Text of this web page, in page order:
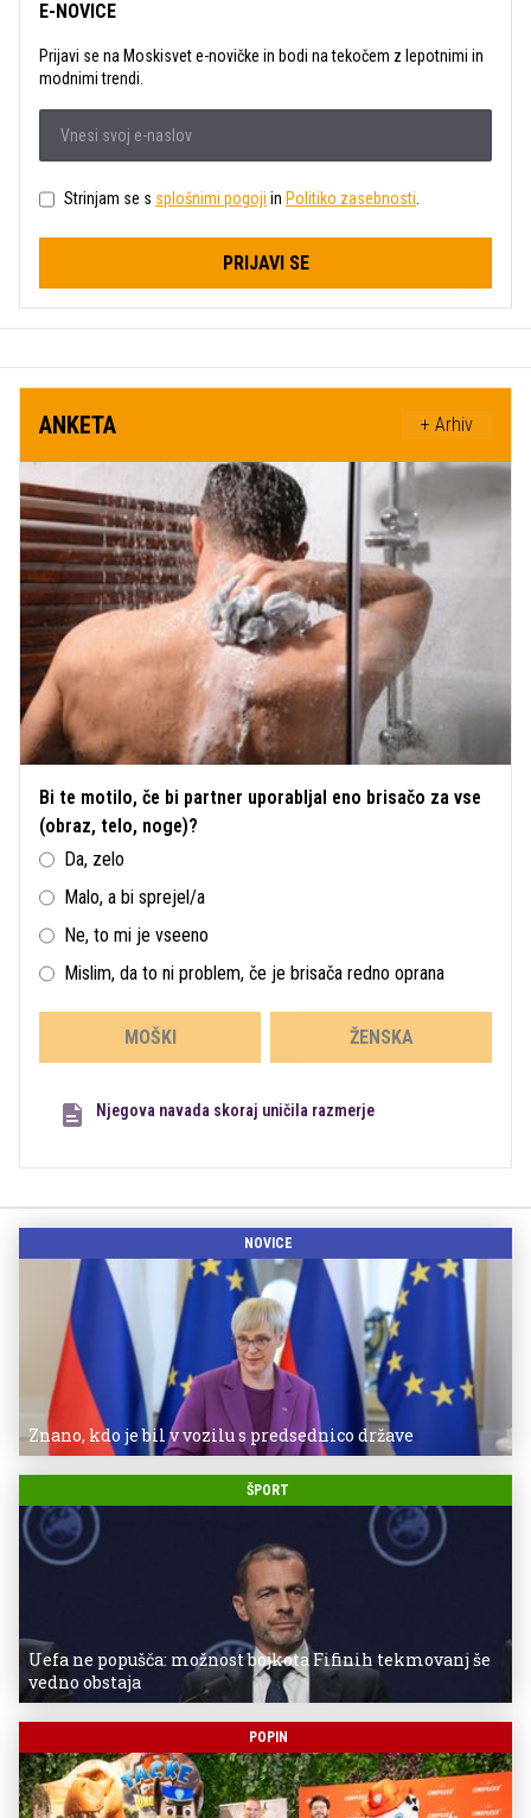
E-NOVICE
Prijavi se na Moskisvet e-novičke in bodi na tekočem z lepotnimi in
modnimi trendi.
Strinjam se s splošnimi pogoji in Politiko zasebnosti.
PRIJAVI SE
ANKETA + Arhiv
Bi te motilo, če bi partner uporabljal eno brisačo za vse
(obraz, telo, noge)?
Da, zelo
Malo, a bi sprejel/a
Ne, to mi je vseeno
Mislim, da to ni problem, če je brisača redno oprana
MOŠKI ŽENSKA
Njegova navada skoraj uničila razmerje
NOVICE
Znano, kdo je bil v vozilu s predsednico države
ŠPORT
Uefa ne popušča: možnost bojkota Fifinih tekmovanj še
vedno obstaja
POPIN